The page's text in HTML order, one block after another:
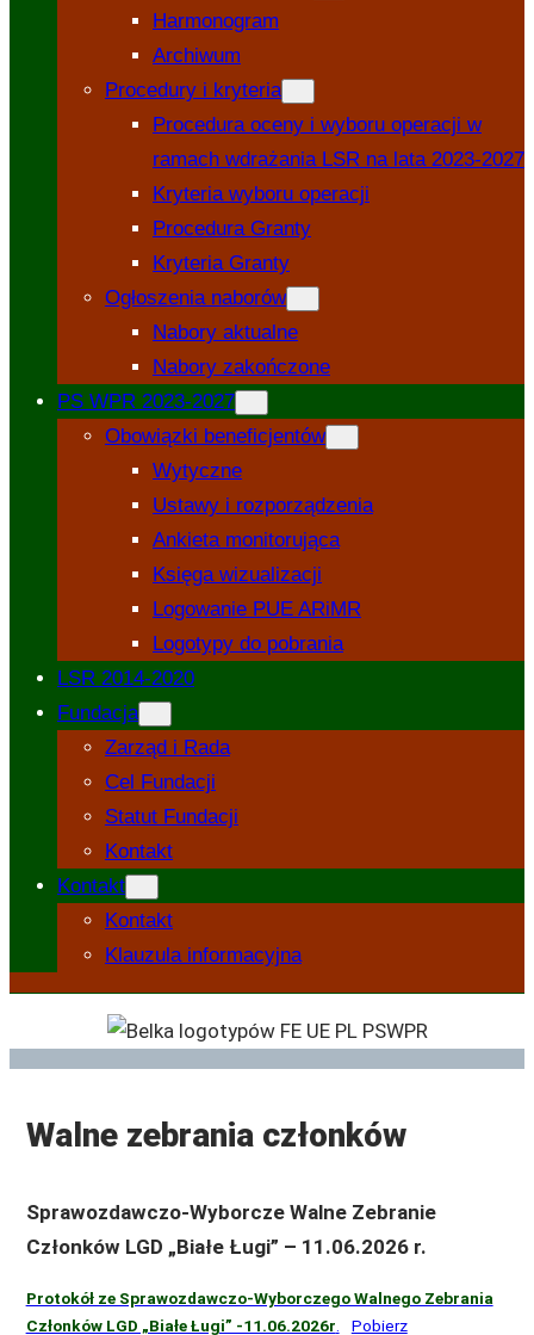
Harmonogram
Archiwum
Procedury i kryteria
Procedura oceny i wyboru operacji w
ramach wdrażania LSR na lata 2023-2027
Kryteria wyboru operacji
Procedura Granty
Kryteria Granty
Ogłoszenia naborów
Nabory aktualne
Nabory zakończone
PS WPR 2023-2027
Obowiązki beneficjentów
Wytyczne
Ustawy i rozporządzenia
Ankieta monitorująca
Księga wizualizacji
Logowanie PUE ARiMR
Logotypy do pobrania
LSR 2014-2020
Fundacja
Zarząd i Rada
Cel Fundacji
Statut Fundacji
Kontakt
Kontakt
Kontakt
Klauzula informacyjna
Walne zebrania członków
Sprawozdawczo-Wyborcze Walne Zebranie
Członków LGD „Białe Ługi” – 11.06.2026 r.
Protokół ze Sprawozdawczo-Wyborczego Walnego Zebrania
Członków LGD „Białe Ługi” -11.06.2026r
Pobierz